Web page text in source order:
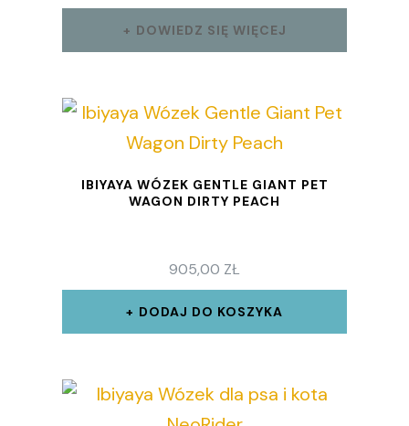
DOWIEDZ SIĘ WIĘCEJ
IBIYAYA WÓZEK GENTLE GIANT PET
WAGON DIRTY PEACH
905,00 ZŁ
DODAJ DO KOSZYKA